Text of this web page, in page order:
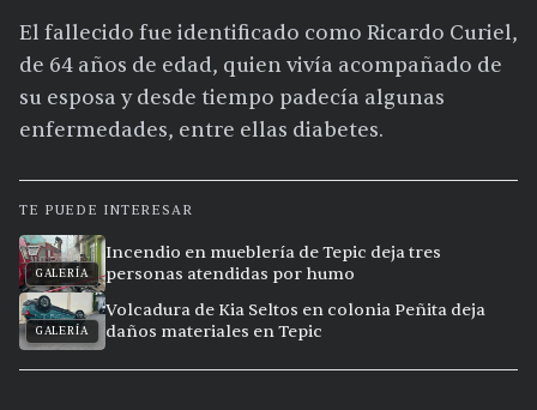
El fallecido fue identificado como Ricardo Curiel,
de 64 años de edad, quien vivía acompañado de
su esposa y desde tiempo padecía algunas
enfermedades, entre ellas diabetes.
TE PUEDE INTERESAR
GALERÍA
Incendio en mueblería de Tepic deja tres
personas atendidas por humo
GALERÍA
Volcadura de Kia Seltos en colonia Peñita deja
daños materiales en Tepic